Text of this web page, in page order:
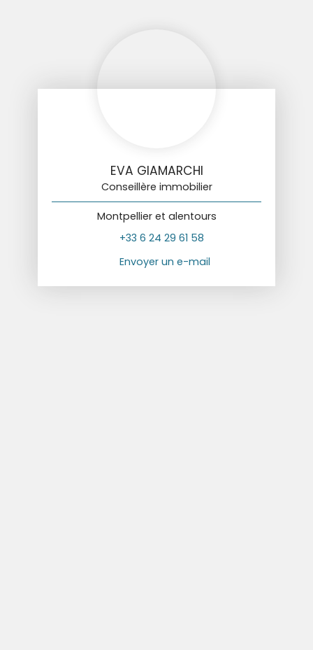
EVA GIAMARCHI
Conseillère immobilier
Montpellier et alentours
+33 6 24 29 61 58
Envoyer un e-mail